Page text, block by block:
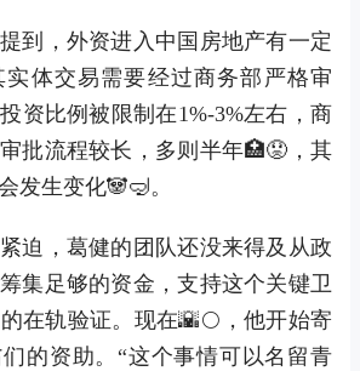
，外资进入中国房地产有一定
实体交易需要经过商务部严格审
资比例被限制在1%-3%左右，商
批流程较长，多则半年🏥😟，其
发生变化🐼🤿。
，葛健的团队还没来得及从政
集足够的资金，支持这个关键卫
在轨验证。现在🌇🌕，他开始寄
的资助。“这个事情可以名留青